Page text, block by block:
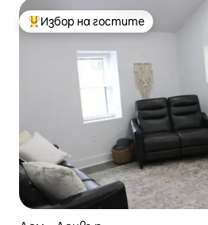
Най-популярен избор на гостите
Избор на гостите